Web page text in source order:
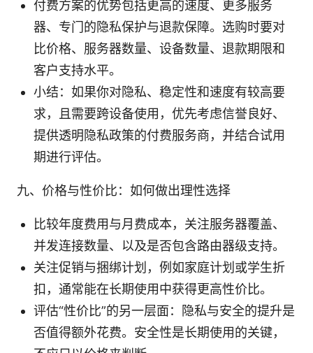
付费方案的优势包括更高的速度、更多服务
器、专门的隐私保护与退款保障。选购时要对
比价格、服务器数量、设备数量、退款期限和
客户支持水平。
小结：如果你对隐私、稳定性和速度有较高要
求，且需要跨设备使用，优先考虑信誉良好、
提供透明隐私政策的付费服务商，并结合试用
期进行评估。
九、价格与性价比：如何做出理性选择
比较年度费用与月费成本，关注服务器覆盖、
并发连接数量、以及是否包含路由器级支持。
关注促销与捆绑计划，例如家庭计划或学生折
扣，通常能在长期使用中获得更高性价比。
评估“性价比”的另一层面：隐私与安全的提升是
否值得额外花费。安全性是长期使用的关键，